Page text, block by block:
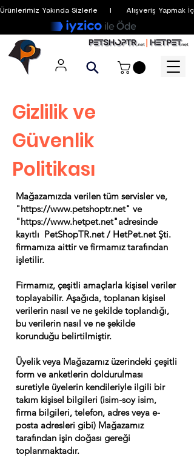
Ürünlerimiz Yakında Sizlerle     I      Alışveriş
Gizlilik ve
Güvenlik
Politikası
Mağazamızda verilen tüm servisler ve,
"https://www.petshoptr.net" ve
"https://www.hetpet.net"adresinde
kayıtlı PetShopTR.net / HetPet.net Şti.
firmamıza aittir ve firmamız tarafından
işletilir.
Firmamız, çeşitli amaçlarla kişisel veriler
toplayabilir. Aşağıda, toplanan kişisel
verilerin nasıl ve ne şekilde toplandığı,
bu verilerin nasıl ve ne şekilde
korunduğu belirtilmiştir.
Üyelik veya Mağazamız üzerindeki çeşitli
form ve anketlerin doldurulması
suretiyle üyelerin kendileriyle ilgili bir
takım kişisel bilgileri (isim-soy isim,
firma bilgileri, telefon, adres veya e-
posta adresleri gibi) Mağazamız
tarafından işin doğası gereği
toplanmaktadır.